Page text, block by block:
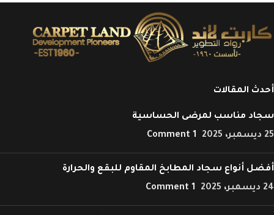
أحدث المقالات
سجاد مناسب لمرضى الحساسية
25 ديسمبر، 2025
1 Comment
أفضل أنواع سجاد المطابخ المقاوم للبقع والحرارة
24 ديسمبر، 2025
1 Comment